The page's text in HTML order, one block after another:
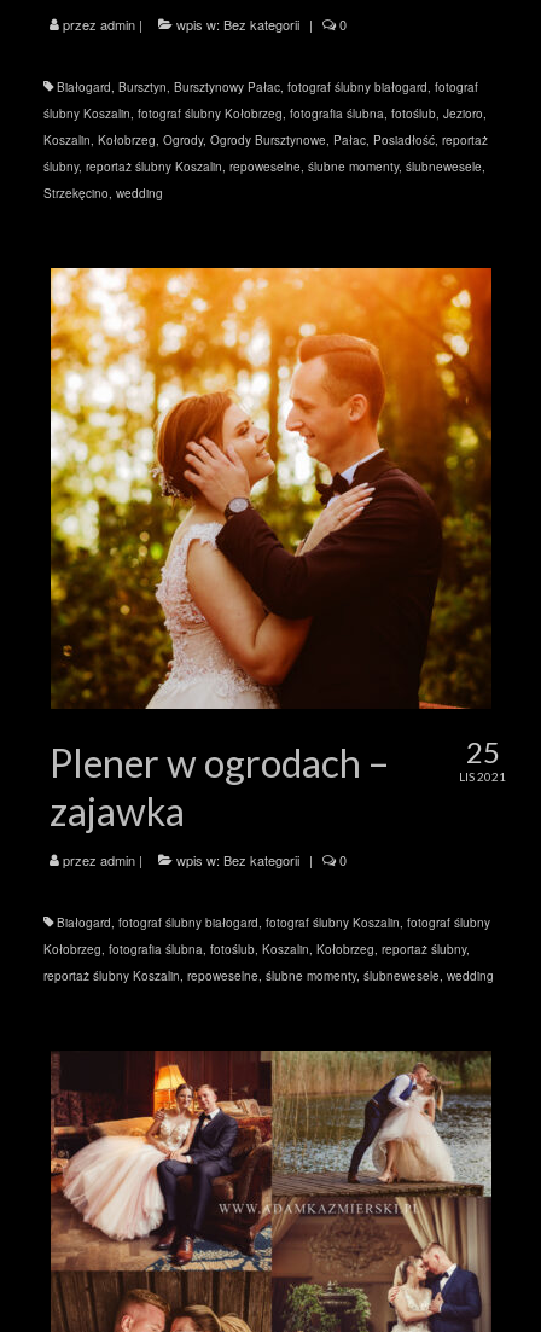
przez admin | wpis w: Bez kategorii | 0
Białogard, Bursztyn, Bursztynowy Pałac, fotograf ślubny białogard, fotograf
ślubny Koszalin, fotograf ślubny Kołobrzeg, fotografia ślubna, fotoślub, Jezioro,
Koszalin, Kołobrzeg, Ogrody, Ogrody Bursztynowe, Pałac, Posiadłość, reportaż
ślubny, reportaż ślubny Koszalin, repoweselne, ślubne momenty, ślubnewesele,
Strzekęcino, wedding
25
LIS 2021
Plener w ogrodach –
zajawka
przez admin | wpis w: Bez kategorii | 0
Białogard, fotograf ślubny białogard, fotograf ślubny Koszalin, fotograf ślubny
Kołobrzeg, fotografia ślubna, fotoślub, Koszalin, Kołobrzeg, reportaż ślubny,
reportaż ślubny Koszalin, repoweselne, ślubne momenty, ślubnewesele, wedding